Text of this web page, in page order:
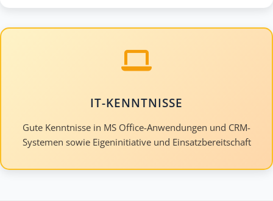
IT-KENNTNISSE
Gute Kenntnisse in MS Office-Anwendungen und CRM-
Systemen sowie Eigeninitiative und Einsatzbereitschaft